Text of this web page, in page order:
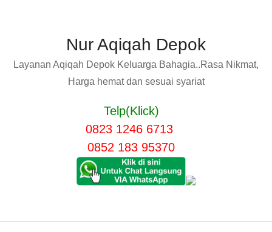
Nur Aqiqah Depok
Layanan Aqiqah Depok Keluarga Bahagia..Rasa Nikmat,
Harga hemat dan sesuai syariat
Telp(Klick)
0823 1246 6713
0852 183 95370